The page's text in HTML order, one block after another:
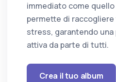
immediato come
permette di
stress, garantendo
attiva da parte di tutti.
Crea il tuo album